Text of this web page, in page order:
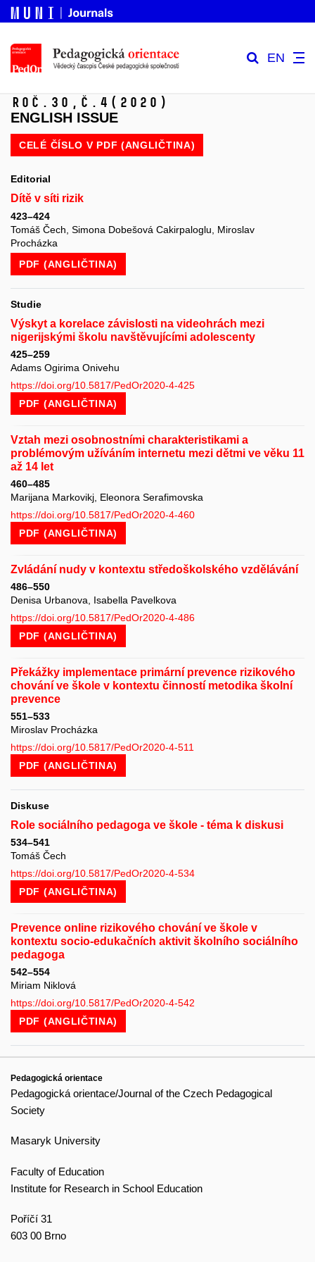
EN
Roč.30, č.4 (2020)
ENGLISH ISSUE
CELÉ ČÍSLO V PDF (ANGLIČTINA)
Editorial
Dítě v síti rizik
423–424
Tomáš Čech, Simona Dobešová Cakirpaloglu, Miroslav
Procházka
PDF (ANGLIČTINA)
Studie
Výskyt a korelace závislosti na videohrách mezi
nigerijskými školu navštěvujícími adolescenty
425–259
Adams Ogirima Onivehu
https://doi.org/10.5817/PedOr2020-4-425
PDF (ANGLIČTINA)
Vztah mezi osobnostními charakteristikami a
problémovým užíváním internetu mezi dětmi ve věku 11
až 14 let
460–485
Marijana Markovikj, Eleonora Serafimovska
https://doi.org/10.5817/PedOr2020-4-460
PDF (ANGLIČTINA)
Zvládání nudy v kontextu středoškolského vzdělávání
486–550
Denisa Urbanova, Isabella Pavelkova
https://doi.org/10.5817/PedOr2020-4-486
PDF (ANGLIČTINA)
Překážky implementace primární prevence rizikového
chování ve škole v kontextu činností metodika školní
prevence
551–533
Miroslav Procházka
https://doi.org/10.5817/PedOr2020-4-511
PDF (ANGLIČTINA)
Diskuse
Role sociálního pedagoga ve škole - téma k diskusi
534–541
Tomáš Čech
https://doi.org/10.5817/PedOr2020-4-534
PDF (ANGLIČTINA)
Prevence online rizikového chování ve škole v
kontextu socio-edukačních aktivit školního sociálního
pedagoga
542–554
Miriam Niklová
https://doi.org/10.5817/PedOr2020-4-542
PDF (ANGLIČTINA)
Pedagogická orientace
Pedagogická orientace/Journal of the Czech Pedagogical
Society
Masaryk University
Faculty of Education
Institute for Research in School Education
Poříčí 31
603 00 Brno